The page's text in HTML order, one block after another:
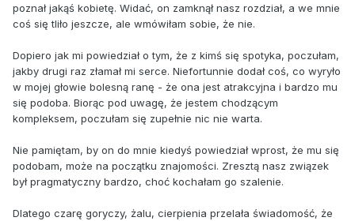
poznał jakąś kobietę. Widać, on zamknął nasz rozdział, a we mnie
coś się tliło jeszcze, ale wmówiłam sobie, że nie.
Dopiero jak mi powiedział o tym, że z kimś się spotyka, poczułam,
jakby drugi raz złamał mi serce. Niefortunnie dodał coś, co wyryło
w mojej głowie bolesną ranę - że ona jest atrakcyjna i bardzo mu
się podoba. Biorąc pod uwagę, że jestem chodzącym
kompleksem, poczułam się zupełnie nic nie warta.
Nie pamiętam, by on do mnie kiedyś powiedział wprost, że mu się
podobam, może na początku znajomości. Zresztą nasz związek
był pragmatyczny bardzo, choć kochałam go szalenie.
Dlatego czarę goryczy, żalu, cierpienia przelała świadomość, że